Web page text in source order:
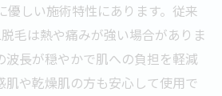
優しい施術特性にあります。従来
毛は熱や痛みが強い場合がありま
波長が穏やかで肌への負担を軽減
肌や乾燥肌の方も安心して使用で